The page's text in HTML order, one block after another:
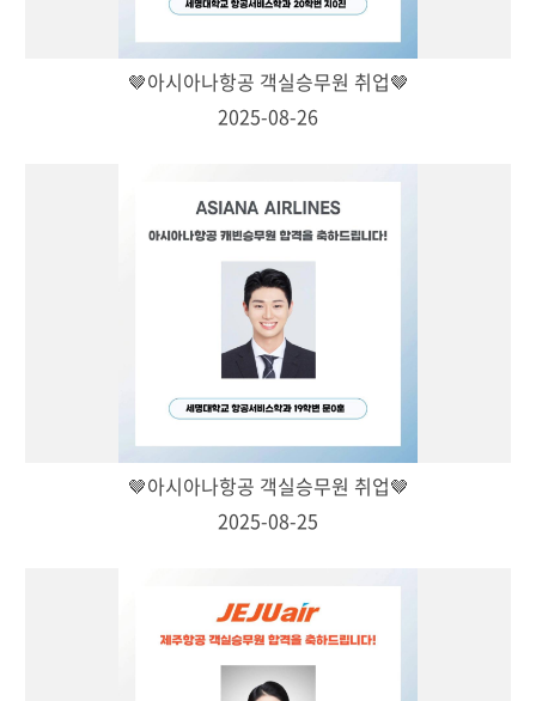
🤎아시아나항공 객실승무원 취업🤎
2025-08-26
🤎아시아나항공 객실승무원 취업🤎
2025-08-25